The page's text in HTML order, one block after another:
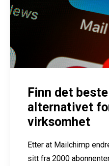
Finn det
alternativet
virksomhet
Etter at Mailchimp
sitt fra 2000